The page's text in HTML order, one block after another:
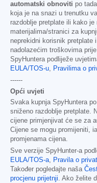
automatski obnoviti po
koja je na snazi u trenutku
razdoblje pretplate ili kako je
materijalima/stranici za
neprekidni korisnik
nadolazećim troškovima
SpyHuntera podliježe
EULA/TOS-u, Pravilima o
------
Opći uvjeti
Svaka kupnja SpyHuntera
sniženo razdoblje pretplate.
cijene primjenjivat će se za
Cijene se mogu promijeniti,
promjenama cijena.
Sve verzije SpyHunter-a
EULA/TOS-a, Pravila o
Također pogledajte naša
procjenu prijetnji. Ako želite